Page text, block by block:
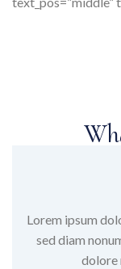
Lorem ipsum
sed diam
dolore